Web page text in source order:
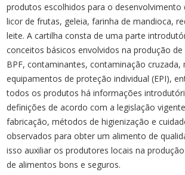
produtos escolhidos para o desenvolvimento
licor de frutas, geleia, farinha de mandioca,
leite. A cartilha consta de uma parte
conceitos básicos envolvidos na produção
BPF, contaminantes, contaminação cruzada,
equipamentos de proteção individual (EPI),
todos os produtos há informações
definições de acordo com a legislação
fabricação, métodos de higienização e
observados para obter um alimento de
isso auxiliar os produtores locais na
de alimentos bons e seguros.